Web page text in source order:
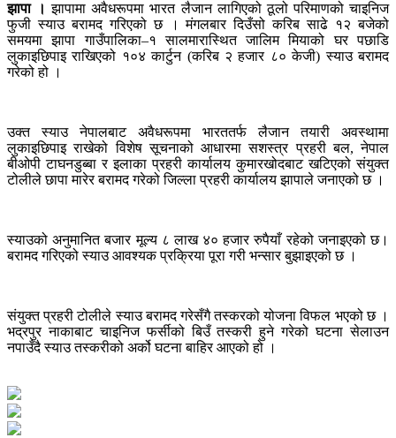
झापा । झापामा अवैधरूपमा भारत लैजान लागिएको ठूलो परिमाणको चाइनिज
फुजी स्याउ बरामद गरिएको छ । मंगलबार दिउँसो करिब साढे १२ बजेको
समयमा झापा गाउँपालिका–१ सालमारास्थित जालिम मियाको घर पछाडि
लुकाइछिपाइ राखिएको १०४ कार्टुन (करिब २ हजार ८० केजी) स्याउ बरामद
गरेको हो ।
उक्त स्याउ नेपालबाट अवैधरूपमा भारततर्फ लैजान तयारी अवस्थामा
लुकाइछिपाइ राखेको विशेष सूचनाको आधारमा सशस्त्र प्रहरी बल, नेपाल
बीओपी टाघनडुब्बा र इलाका प्रहरी कार्यालय कुमारखोदबाट खटिएको संयुक्त
टोलीले छापा मारेर बरामद गरेको जिल्ला प्रहरी कार्यालय झापाले जनाएको छ ।
स्याउको अनुमानित बजार मूल्य ८ लाख ४० हजार रुपैयाँ रहेको जनाइएको छ।
बरामद गरिएको स्याउ आवश्यक प्रक्रिया पूरा गरी भन्सार बुझाइएको छ ।
संयुक्त प्रहरी टोलीले स्याउ बरामद गरेसँगै तस्करको योजना विफल भएको छ ।
भद्रपुर नाकाबाट चाइनिज फर्सीको बिउँ तस्करी हुने गरेको घटना सेलाउन
नपाउँदै स्याउ तस्करीको अर्को घटना बाहिर आएको हो ।